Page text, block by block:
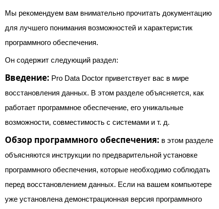
Мы рекомендуем вам внимательно прочитать документацию
для лучшего понимания возможностей и характеристик
программного обеспечения.
Он содержит следующий раздел:
Введение: Pro Data Doctor приветствует вас в мире
восстановления данных. В этом разделе объясняется, как
работает программное обеспечение, его уникальные
возможности, совместимость с системами и т. д.
Обзор программного обеспечения: в этом разделе
объясняются инструкции по предварительной установке
программного обеспечения, которые необходимо соблюдать
перед восстановлением данных. Если на вашем компьютере
уже установлена ​​демонстрационная версия программного